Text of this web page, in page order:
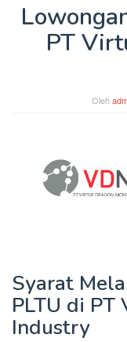
PT
Oleh
Syarat
PLTU di
Industry